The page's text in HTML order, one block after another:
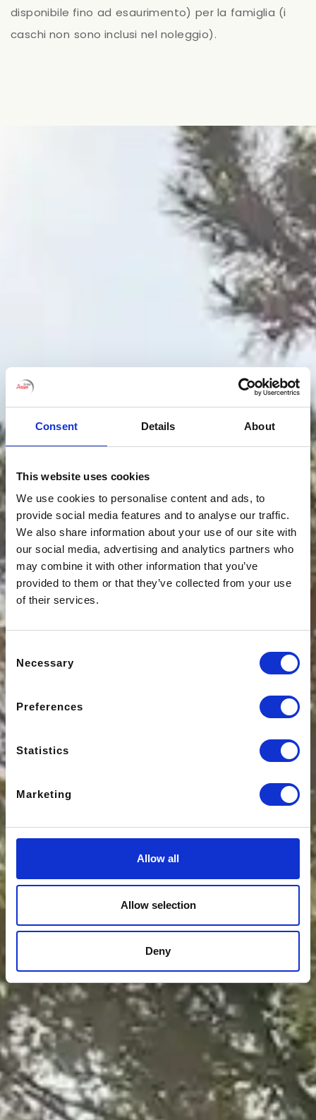
Consent Details About
This website uses cookies
We use cookies to personalise content and ads, to
provide social media features and to analyse our traffic.
We also share information about your use of our site with
our social media, advertising and analytics partners who
may combine it with other information that you’ve
provided to them or that they’ve collected from your use
of their services.
Consent
Selection
Necessary
Preferences
Statistics
Marketing
Allow all
Allow selection
Deny
disponibile fino ad esaurimento) per la famiglia (i
caschi non sono inclusi nel noleggio).